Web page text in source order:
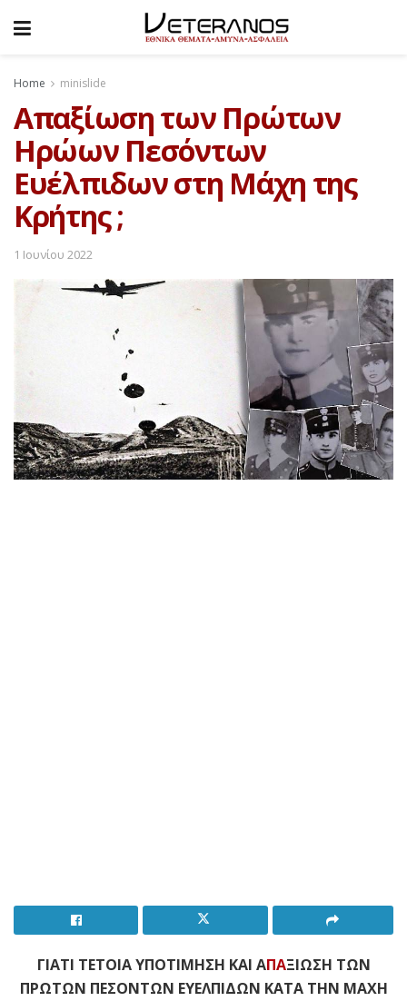
Home minislide
Απαξίωση των Πρώτων
Ηρώων Πεσόντων
Ευέλπιδων στη Μάχη της
Κρήτης ;
1 Ιουνίου 2022
ΓΙΑΤΙ ΤΕΤΟΙΑ ΥΠΟΤΙΜΗΣΗ ΚΑΙ ΑΠΑΞΙΩΣΗ ΤΩΝ
ΠΡΩΤΩΝ ΠΕΣΟΝΤΩΝ ΕΥΕΛΠΙΔΩΝ ΚΑΤΑ ΤΗΝ ΜΑΧΗ